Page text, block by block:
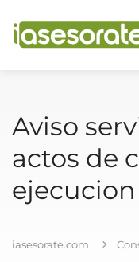
Aviso
actos de
ejecucion
iasesorate.com